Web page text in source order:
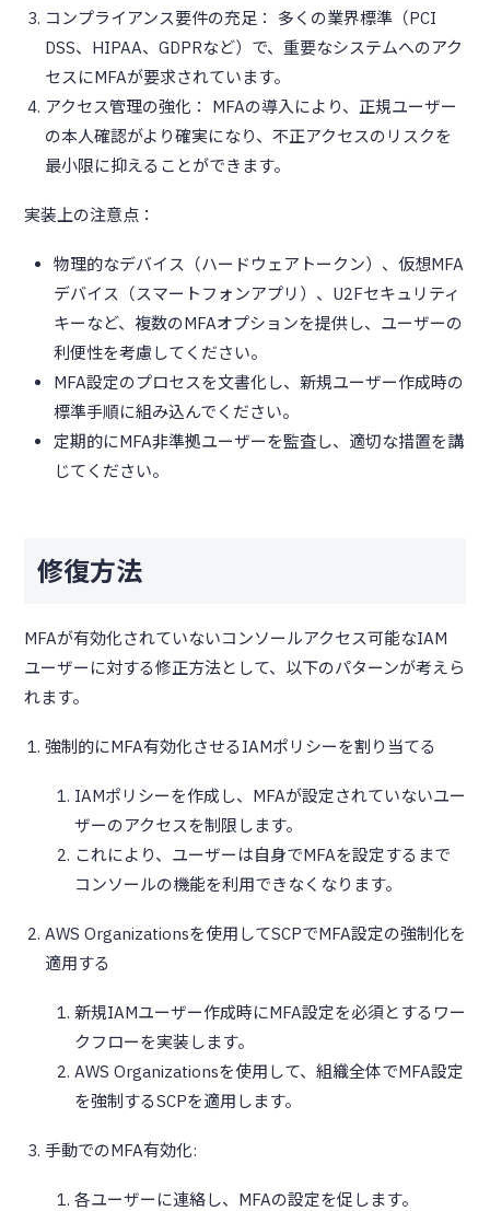
コンプライアンス要件の充足： 多くの業界標準（PCI
DSS、HIPAA、GDPRなど）で、重要なシステムへのアク
セスにMFAが要求されています。
アクセス管理の強化： MFAの導入により、正規ユーザー
の本人確認がより確実になり、不正アクセスのリスクを
最小限に抑えることができます。
実装上の注意点：
物理的なデバイス（ハードウェアトークン）、仮想MFA
デバイス（スマートフォンアプリ）、U2Fセキュリティ
キーなど、複数のMFAオプションを提供し、ユーザーの
利便性を考慮してください。
MFA設定のプロセスを文書化し、新規ユーザー作成時の
標準手順に組み込んでください。
定期的にMFA非準拠ユーザーを監査し、適切な措置を講
じてください。
修復方法
MFAが有効化されていないコンソールアクセス可能なIAM
ユーザーに対する修正方法として、以下のパターンが考えら
れます。
強制的にMFA有効化させるIAMポリシーを割り当てる
IAMポリシーを作成し、MFAが設定されていないユー
ザーのアクセスを制限します。
これにより、ユーザーは自身でMFAを設定するまで
コンソールの機能を利用できなくなります。
AWS Organizationsを使用してSCPでMFA設定の強制化を
適用する
新規IAMユーザー作成時にMFA設定を必須とするワー
クフローを実装します。
AWS Organizationsを使用して、組織全体でMFA設定
を強制するSCPを適用します。
手動でのMFA有効化:
各ユーザーに連絡し、MFAの設定を促します。